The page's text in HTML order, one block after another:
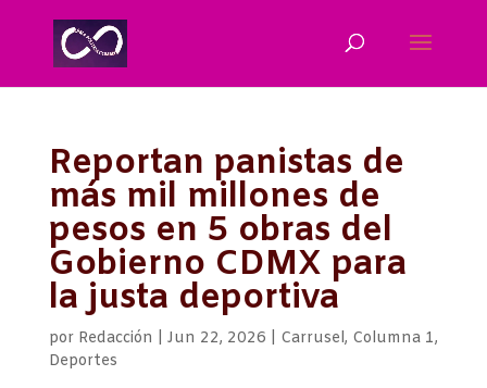
Reportan panistas de
más mil millones de
pesos en 5 obras del
Gobierno CDMX para
la justa deportiva
por Redacción Jun 22, 2026 Carrusel, Columna 1,
Deportes